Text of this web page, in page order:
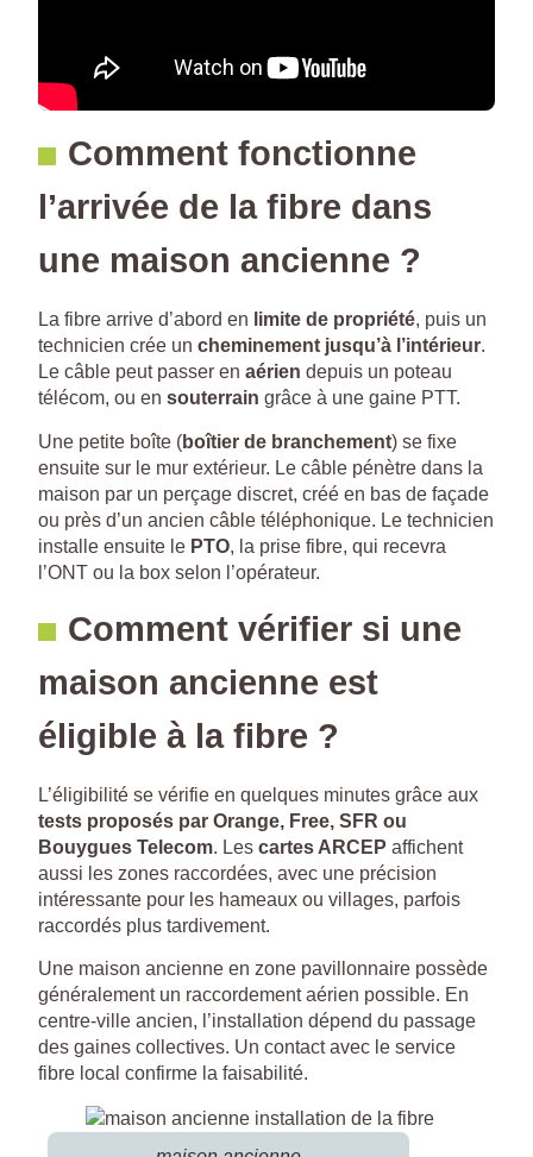
Comment fonctionne
l’arrivée de la fibre dans
une maison ancienne ?
La fibre arrive d’abord en limite de propriété, puis un
technicien crée un cheminement jusqu’à l’intérieur.
Le câble peut passer en aérien depuis un poteau
télécom, ou en souterrain grâce à une gaine PTT.
Une petite boîte (boîtier de branchement) se fixe
ensuite sur le mur extérieur. Le câble pénètre dans la
maison par un perçage discret, créé en bas de façade
ou près d’un ancien câble téléphonique. Le technicien
installe ensuite le PTO, la prise fibre, qui recevra
l’ONT ou la box selon l’opérateur.
Comment vérifier si une
maison ancienne est
éligible à la fibre ?
L’éligibilité se vérifie en quelques minutes grâce aux
tests proposés par Orange, Free, SFR ou
Bouygues Telecom. Les cartes ARCEP affichent
aussi les zones raccordées, avec une précision
intéressante pour les hameaux ou villages, parfois
raccordés plus tardivement.
Une maison ancienne en zone pavillonnaire possède
généralement un raccordement aérien possible. En
centre-ville ancien, l’installation dépend du passage
des gaines collectives. Un contact avec le service
fibre local confirme la faisabilité.